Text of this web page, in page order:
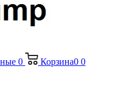
0 Корзина0 0